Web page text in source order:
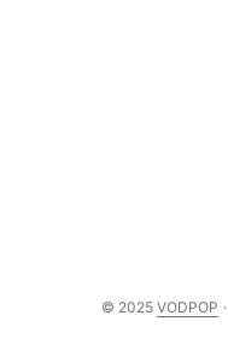
© 2025 VODPOP ·